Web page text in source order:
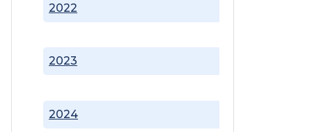
2022
2023
2024